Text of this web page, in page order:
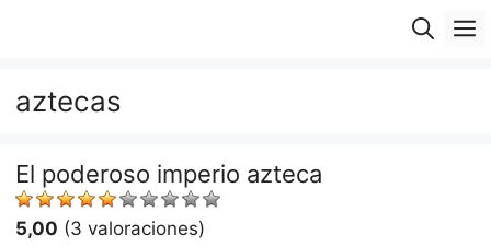
aztecas
El poderoso imperio azteca
5,00 (3 valoraciones)